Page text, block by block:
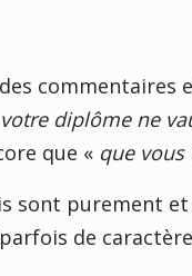
votre diplôme ne
que « que
sont purement
de